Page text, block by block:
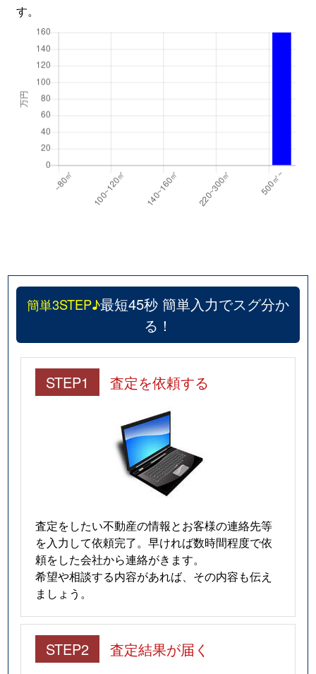
す。
簡単3STEP♪最短45秒 簡単入力でスグ分か
る！
STEP1 査定を依頼する
査定をしたい不動産の情報とお客様の連絡先等
を入力して依頼完了。早ければ数時間程度で依
頼をした会社から連絡がきます。
希望や相談する内容があれば、その内容も伝え
ましょう。
STEP2 査定結果が届く